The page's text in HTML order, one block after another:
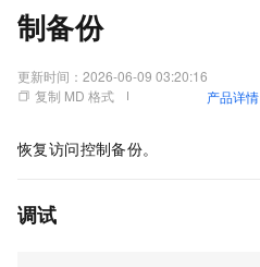
制备份
更新时间： 2026-06-09 03:20:16
复制 MD 格式
产品详情
恢复访问控制备份。
调试